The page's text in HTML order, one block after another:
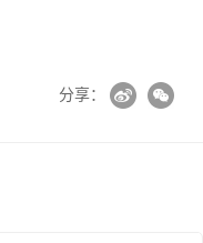
分享：